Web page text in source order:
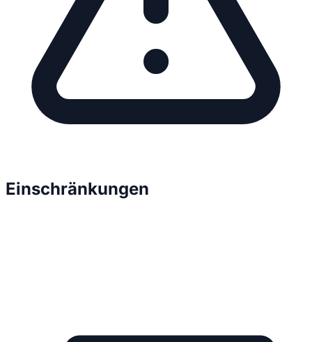
Einschränkungen